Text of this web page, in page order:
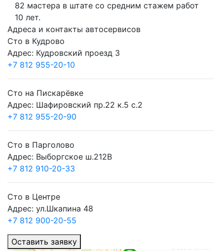
82 мастера в штате со средним стажем работ
10 лет.
Адреса и контакты автосервисов
Сто в Кудрово
Адрес: Кудровский проезд 3
+7 812 955-20-10
Сто на Пискарёвке
Адрес: Шафировский пр.22 к.5 с.2
+7 812 955-20-90
Сто в Парголово
Адрес: Выборгское ш.212В
+7 812 910-20-33
Сто в Центре
Адрес: ул.Шкапина 48
+7 812 900-20-55
Оставить заявку